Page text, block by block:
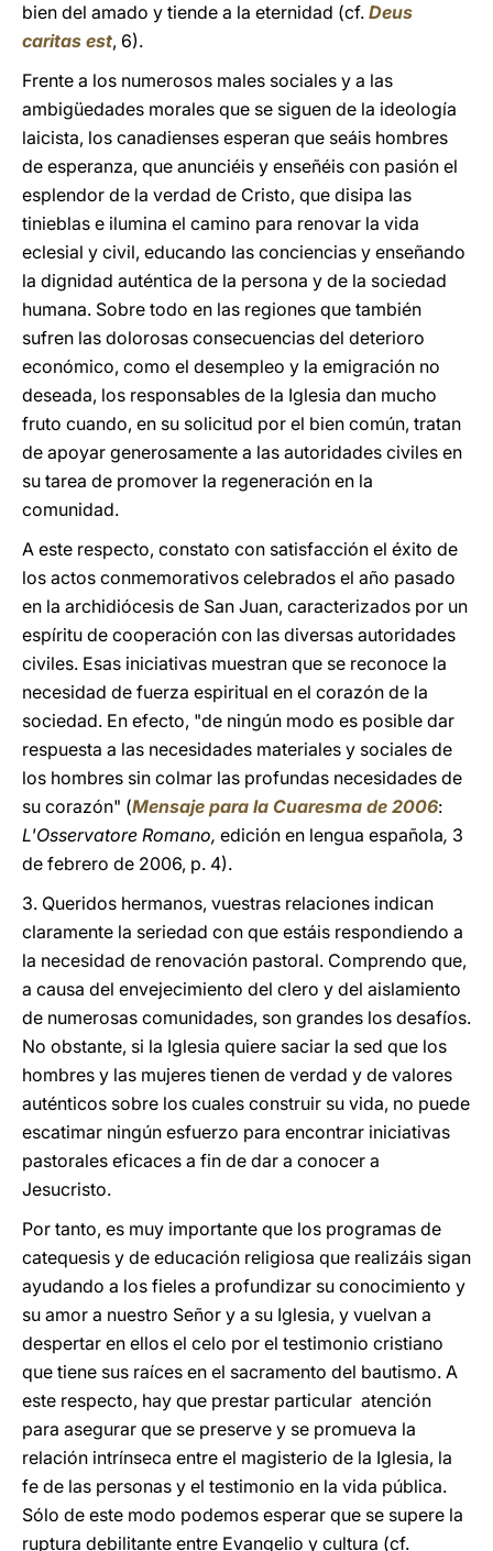
bien del amado y tiende a la eternidad (cf. Deus
caritas est, 6).
Frente a los numerosos males sociales y a las
ambigüedades morales que se siguen de la ideología
laicista, los canadienses esperan que seáis hombres
de esperanza, que anunciéis y enseñéis con pasión el
esplendor de la verdad de Cristo, que disipa las
tinieblas e ilumina el camino para renovar la vida
eclesial y civil, educando las conciencias y enseñando
la dignidad auténtica de la persona y de la sociedad
humana. Sobre todo en las regiones que también
sufren las dolorosas consecuencias del deterioro
económico, como el desempleo y la emigración no
deseada, los responsables de la Iglesia dan mucho
fruto cuando, en su solicitud por el bien común, tratan
de apoyar generosamente a las autoridades civiles en
su tarea de promover la regeneración en la
comunidad.
A este respecto, constato con satisfacción el éxito de
los actos conmemorativos celebrados el año pasado
en la archidiócesis de San Juan, caracterizados por un
espíritu de cooperación con las diversas autoridades
civiles. Esas iniciativas muestran que se reconoce la
necesidad de fuerza espiritual en el corazón de la
sociedad. En efecto, "de ningún modo es posible dar
respuesta a las necesidades materiales y sociales de
los hombres sin colmar las profundas necesidades de
su corazón" (Mensaje para la Cuaresma de 2006:
L'Osservatore Romano, edición en lengua española, 3
de febrero de 2006, p. 4).
3. Queridos hermanos, vuestras relaciones indican
claramente la seriedad con que estáis respondiendo a
la necesidad de renovación pastoral. Comprendo que,
a causa del envejecimiento del clero y del aislamiento
de numerosas comunidades, son grandes los desafíos.
No obstante, si la Iglesia quiere saciar la sed que los
hombres y las mujeres tienen de verdad y de valores
auténticos sobre los cuales construir su vida, no puede
escatimar ningún esfuerzo para encontrar iniciativas
pastorales eficaces a fin de dar a conocer a
Jesucristo.
Por tanto, es muy importante que los programas de
catequesis y de educación religiosa que realizáis sigan
ayudando a los fieles a profundizar su conocimiento y
su amor a nuestro Señor y a su Iglesia, y vuelvan a
despertar en ellos el celo por el testimonio cristiano
que tiene sus raíces en el sacramento del bautismo. A
este respecto, hay que prestar particular atención
para asegurar que se preserve y se promueva la
relación intrínseca entre el magisterio de la Iglesia, la
fe de las personas y el testimonio en la vida pública.
Sólo de este modo podemos esperar que se supere la
ruptura debilitante entre Evangelio y cultura (cf.